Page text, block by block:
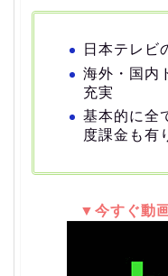
日本テレビ
海外・国内
充実
基本的に全
度課金も有
▼今すぐ動